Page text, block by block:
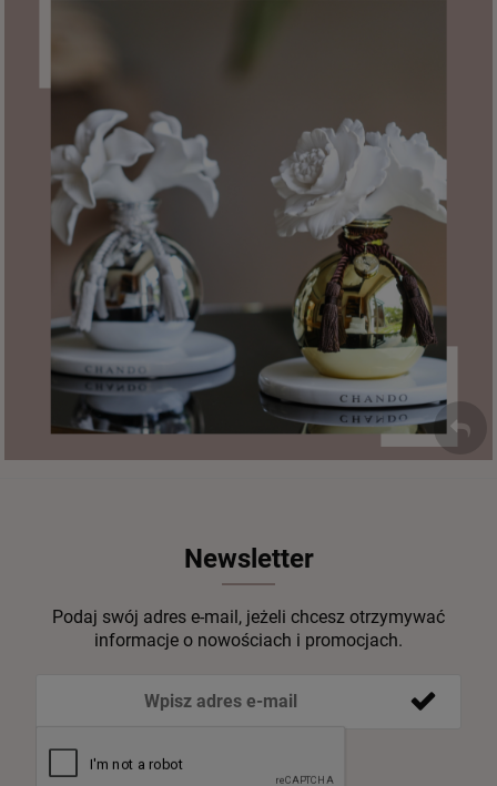
Newsletter
Podaj swój adres e-mail, jeżeli chcesz otrzymywać
informacje o nowościach i promocjach.